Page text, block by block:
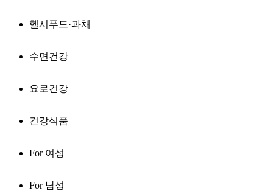
헬시푸드·과채
수면건강
요로건강
건강식품
For 여성
For 남성